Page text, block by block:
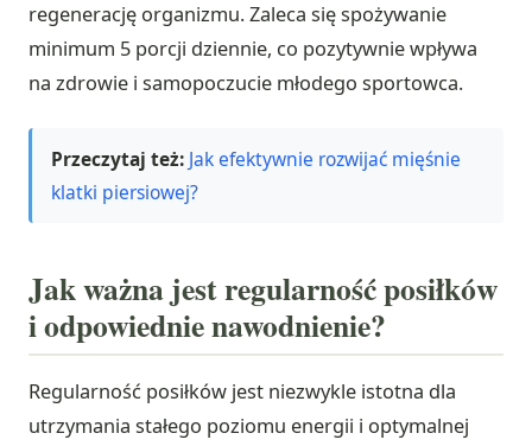
regenerację organizmu. Zaleca się spożywanie
minimum 5 porcji dziennie, co pozytywnie wpływa
na zdrowie i samopoczucie młodego sportowca.
Przeczytaj też: Jak efektywnie rozwijać mięśnie
klatki piersiowej?
Jak ważna jest regularność posiłków
i odpowiednie nawodnienie?
Regularność posiłków jest niezwykle istotna dla
utrzymania stałego poziomu energii i optymalnej